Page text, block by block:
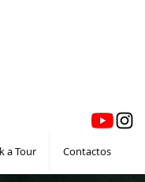
a Tour Contactos